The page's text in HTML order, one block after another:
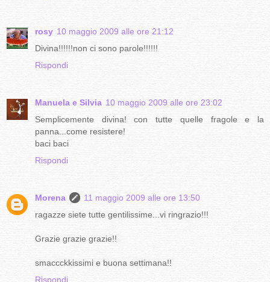
rosy 10 maggio 2009 alle ore 21:12
Divina!!!!!!non ci sono parole!!!!!!
Rispondi
Manuela e Silvia 10 maggio 2009 alle ore 23:02
Semplicemente divina! con tutte quelle fragole e la
panna...come resistere!
baci baci
Rispondi
Morena
11 maggio 2009 alle ore 13:50
ragazze siete tutte gentilissime...vi ringrazio!!!
Grazie grazie grazie!!
smaccckkissimi e buona settimana!!
Rispondi